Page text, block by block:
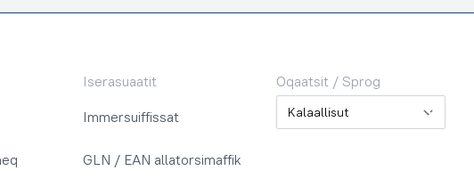
Iserasuaatit
Immersuiffissat
GLN / EAN allatorsimaffik
Oqaatsit / Sprog
Oqaatsit / Sprog